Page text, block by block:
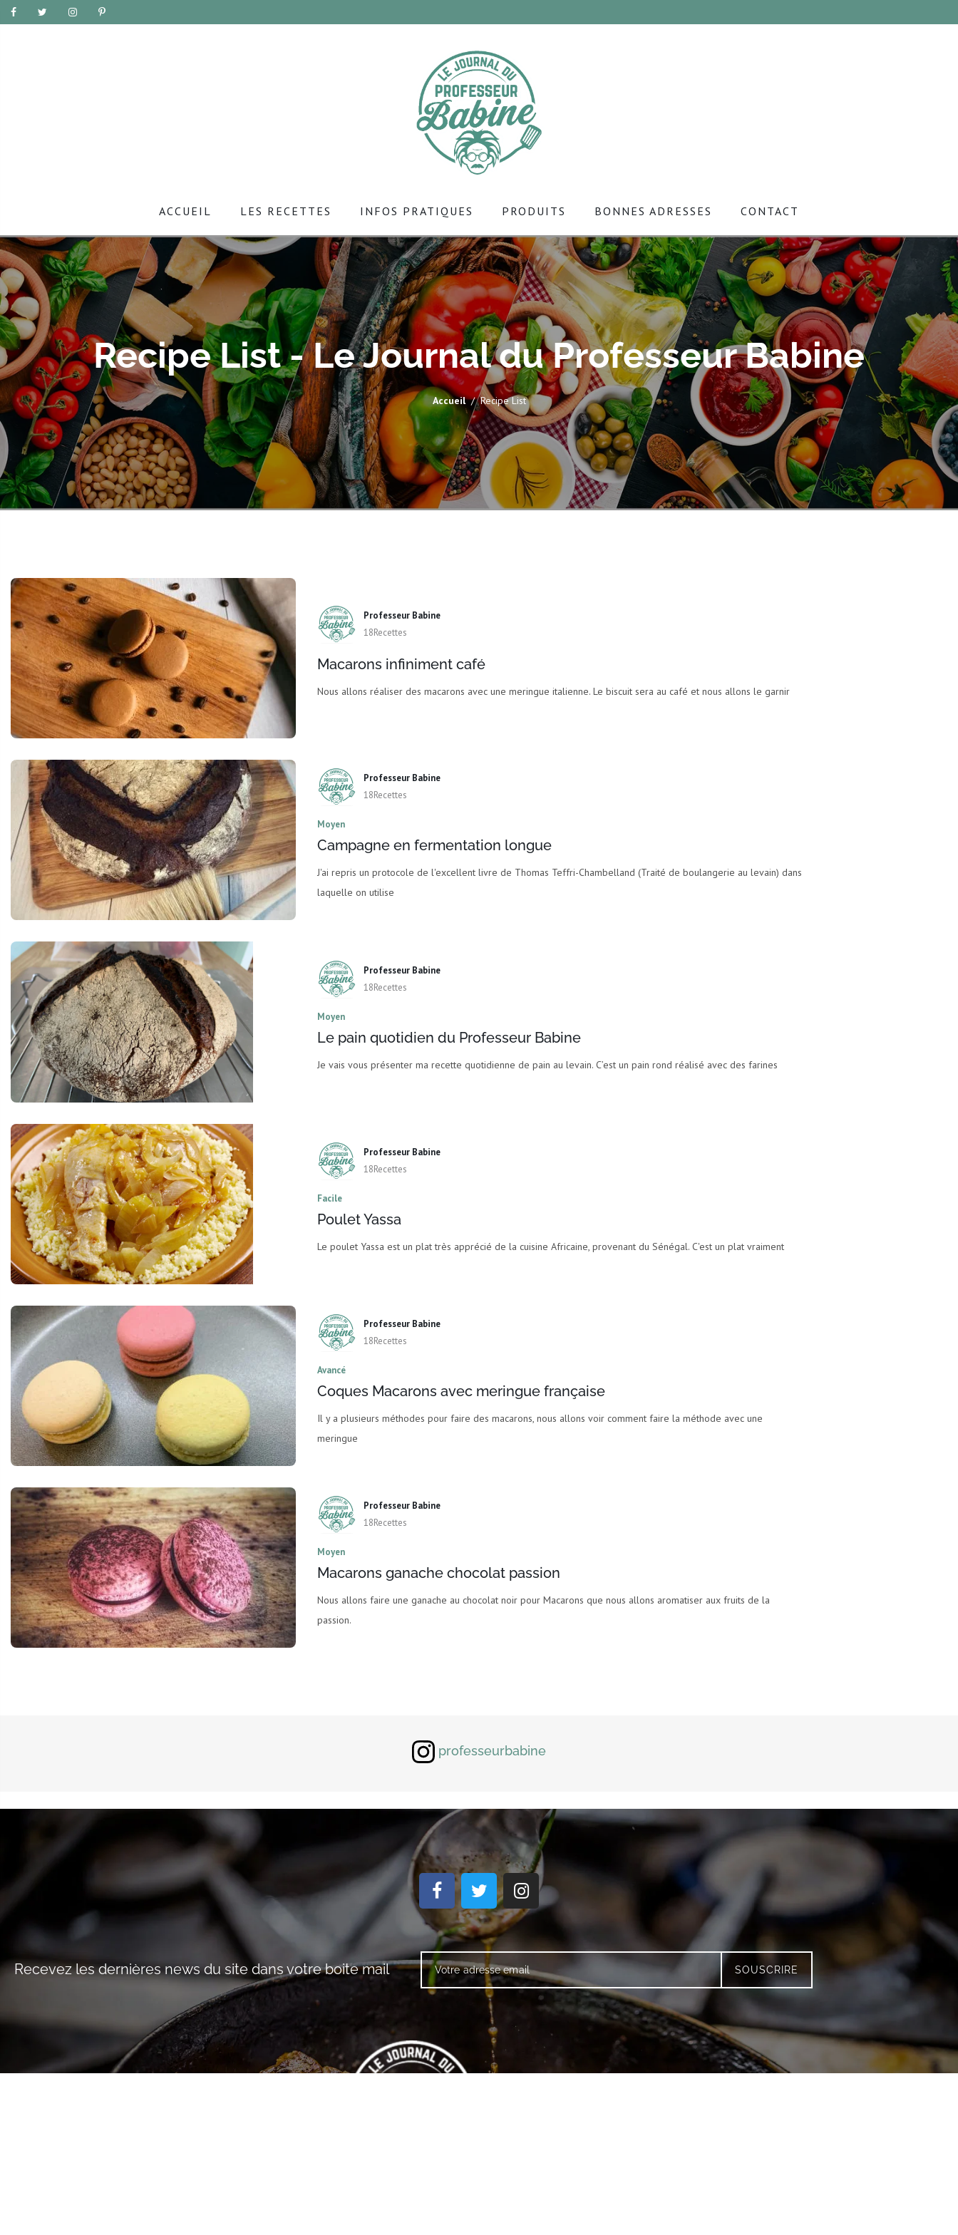
ACCUEIL LES RECETTES INFOS PRATIQUES PRODUITS BONNES ADRESSES CONTACT
Recipe List - Le Journal du Professeur Babine
Accueil Recipe List
Professeur Babine
18Recettes
Macarons infiniment café
Nous allons réaliser des macarons avec une meringue italienne. Le biscuit sera au café et nous allons le garnir
Professeur Babine
18Recettes
Moyen
Campagne en fermentation longue
J'ai repris un protocole de l'excellent livre de Thomas Teffri-Chambelland (Traité de boulangerie au levain) dans
laquelle on utilise
Professeur Babine
18Recettes
Moyen
Le pain quotidien du Professeur Babine
Je vais vous présenter ma recette quotidienne de pain au levain. C’est un pain rond réalisé avec des farines
Professeur Babine
18Recettes
Facile
Poulet Yassa
Le poulet Yassa est un plat très apprécié de la cuisine Africaine, provenant du Sénégal. C'est un plat vraiment
Professeur Babine
18Recettes
Avancé
Coques Macarons avec meringue française
Il y a plusieurs méthodes pour faire des macarons, nous allons voir comment faire la méthode avec une
meringue
Professeur Babine
18Recettes
Moyen
Macarons ganache chocolat passion
Nous allons faire une ganache au chocolat noir pour Macarons que nous allons aromatiser aux fruits de la
passion.
professeurbabine
Recevez les dernières news du site dans votre boite mail